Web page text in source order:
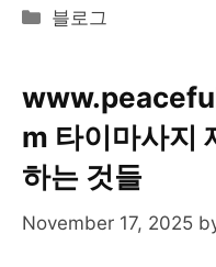
Categories
블로그
m 타이마사지
하는 것들
November 17, 2025